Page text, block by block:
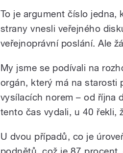
To je argument číslo jedna,
stranyvnesli veřejného
veřejnoprávní poslání. Ale
My jsme se podívali na
orgán, který má na starosti
vysílacích norem – od října
tento čas vydali, u 40 řekli,
U dvou případů, co je